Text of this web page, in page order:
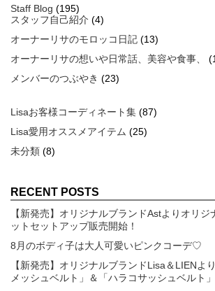
Staff Blog (195)
スタッフ自己紹介 (4)
オーナーリサのモロッコ日記 (13)
オーナーリサの想いや日常話、美容や食事、
メンバーのつぶやき (23)
Lisaお客様コーディネート集 (87)
Lisa愛用オススメアイテム (25)
未分類 (8)
RECENT POSTS
【新発売】オリジナルブランドAstよりオリ
ットセットアップ販売開始！
8月のボディ子は大人可愛いピンクコーデ♡
【新発売】オリジナルブランドLisa＆LIEN
メッシュベルト」＆「ハラコサッシュベルト